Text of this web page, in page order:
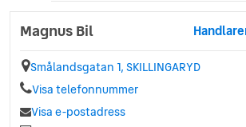
Magnus Bil
Smålandsgatan 1, SKILLINGARYD
Visa telefonnummer
Visa e-postadress